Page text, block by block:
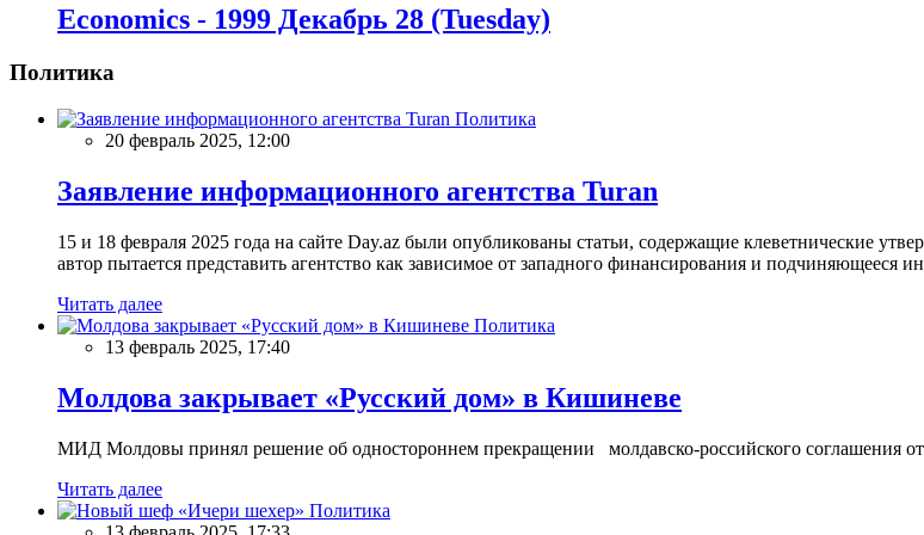
Economics - 1999 Декабрь 28 (Tuesday)
Политика
Политика
20 февраль 2025, 12:00
Заявление информационного агентства Turan
15 и 18 февраля 2025 года на сайте Day.az были опубликованы статьи, содержащие клеветнические
автор пытается представить агентство как зависимое от западного финансирования и подчиняющееся
Читать далее
Политика
13 февраль 2025, 17:40
Молдова закрывает «Русский дом» в Кишиневе
МИД Молдовы принял решение об одностороннем прекращении молдавско-российского соглашения
Читать далее
Политика